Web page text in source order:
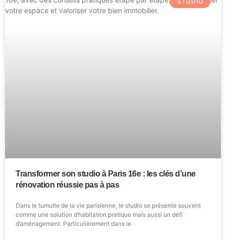
Transformer son studio à Paris 16e : les clés d’une
rénovation réussie pas à pas
Dans le tumulte de la vie parisienne, le studio se présente souvent
comme une solution d’habitation pratique mais aussi un défi
d’aménagement. Particulièrement dans le